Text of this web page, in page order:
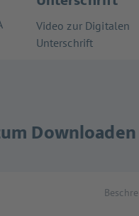
Video zur Digitalen
Unterschrift
Downloaden